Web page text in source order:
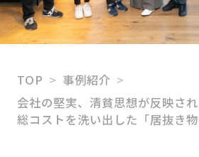
HATARABAリー
プロパティマネジ
HATARABA居抜き
HATARABAスタ
TOP
事例紹介
会社の堅実、清貧思想が反映され
総コストを洗い出した「居抜き